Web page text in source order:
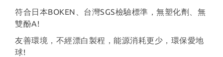
符合日本BOKEN、台灣SGS檢驗標準，無塑化劑、無
雙酚A!
友善環境，不經漂白製程，能源消耗更少，環保愛地
球!